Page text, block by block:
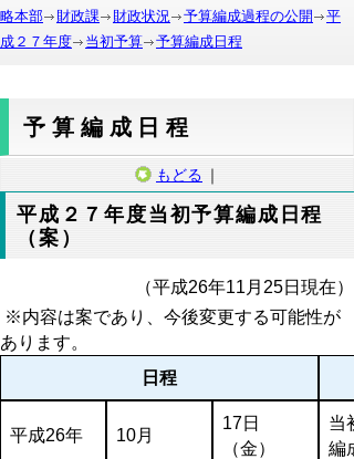
略本部
財政課 財政状況 予算編成過程の公開
平
成２７年度
当初予算 予算編成日程
予算編成日程
もどる ｜
平成２７年度当初予算編成日程
（案）
（平成26年11月25日現在）
※内容は案であり、今後変更する可能性が
あります。
日程
平成26年 10月
17日
（金）
当
編